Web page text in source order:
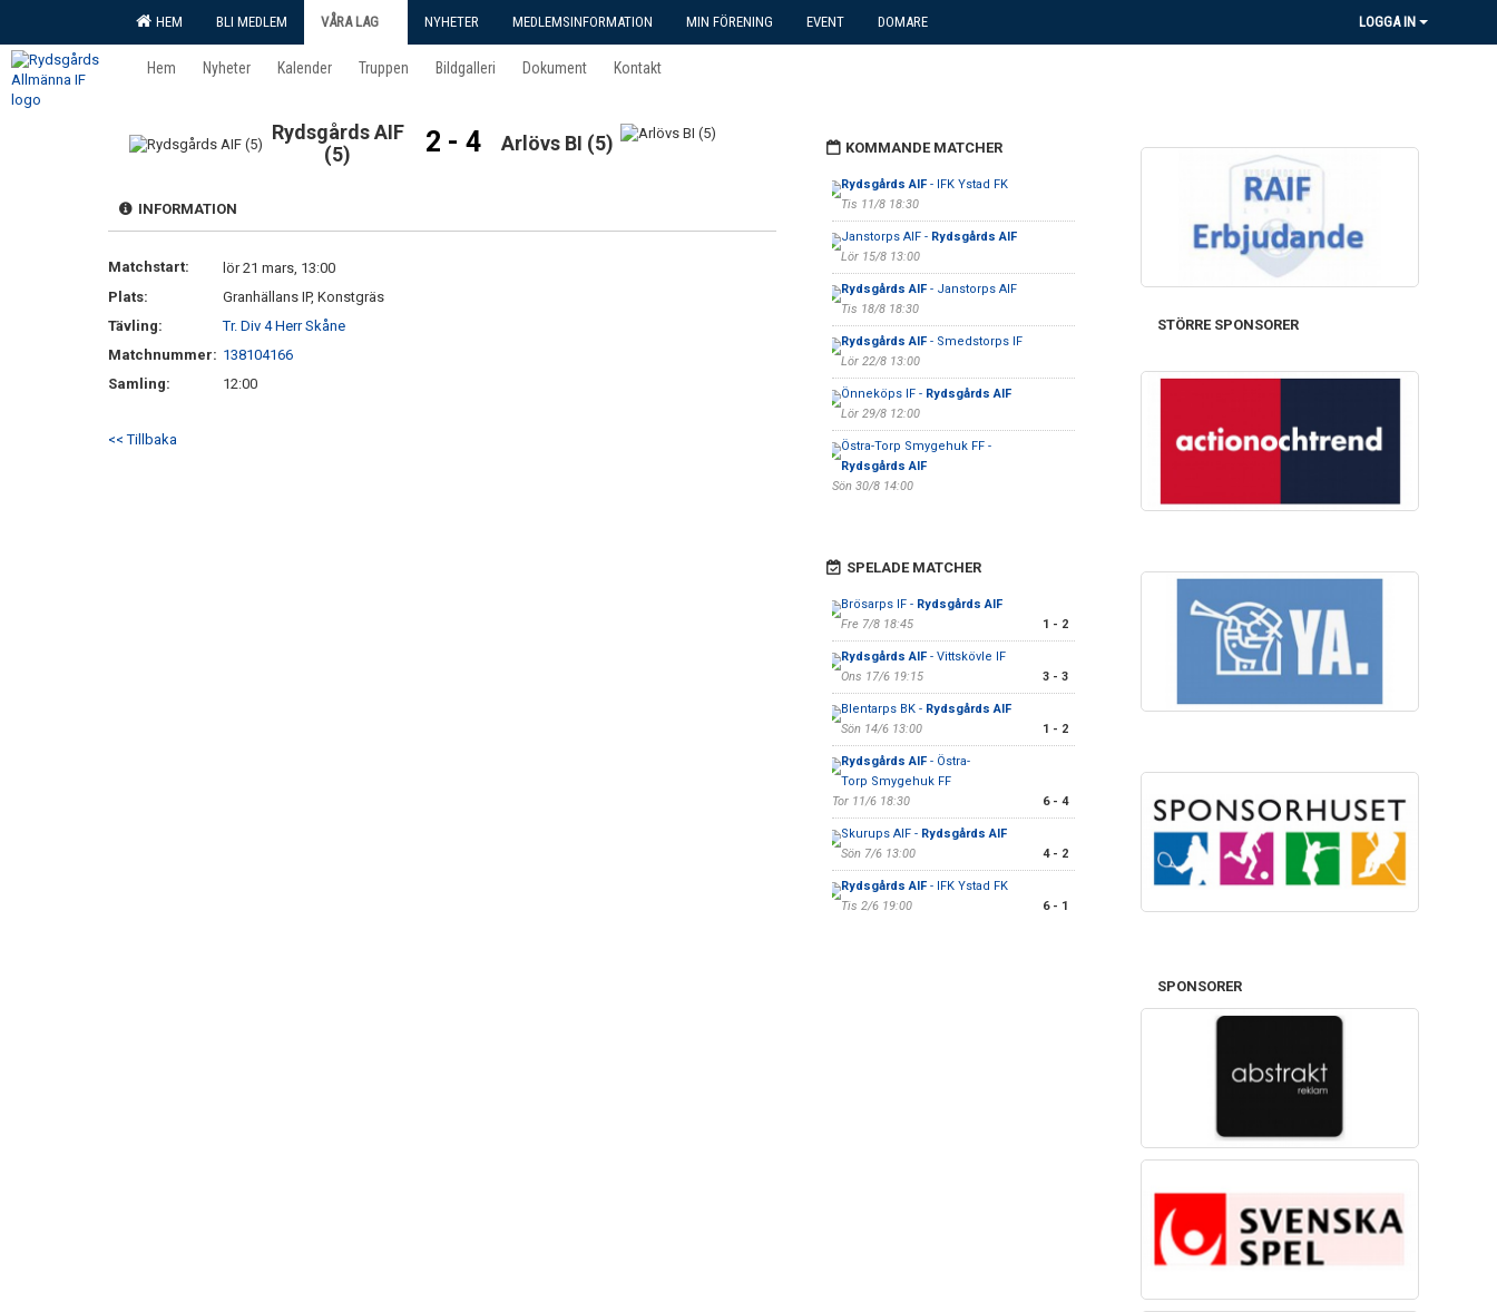
HEM BLI MEDLEM VÅRA LAG NYHETER MEDLEMSINFORMATION MIN FÖRENING EVENT DOMARE LOGGA IN
Hem Nyheter Kalender Truppen Bildgalleri Dokument Kontakt
Rydsgårds AIF
(5)
2 - 4 Arlövs BI (5)
INFORMATION
Matchstart:
lör 21 mars, 13:00
Plats:
Granhällans IP, Konstgräs
Tävling:
Tr. Div 4 Herr Skåne
Matchnummer: 138104166
Samling:
12:00
<< Tillbaka
KOMMANDE MATCHER
Rydsgårds AIF- IFK Ystad FK
Tis 11/8 18:30
Janstorps AIF - Rydsgårds AIF
Lör 15/8 13:00
Rydsgårds AIF- Janstorps AIF
Tis 18/8 18:30
Rydsgårds AIF- Smedstorps IF
Lör 22/8 13:00
Önneköps IF - Rydsgårds AIF
Lör 29/8 12:00
Östra-Torp Smygehuk FF -
Rydsgårds AIF
Sön 30/8 14:00
SPELADE MATCHER
Brösarps IF - Rydsgårds AIF
Fre 7/8 18:45
1 - 2
Rydsgårds AIF- Vittskövle IF
Ons 17/6 19:15
3 - 3
Blentarps BK - Rydsgårds AIF
Sön 14/6 13:00
1 - 2
Rydsgårds AIF- Östra-
Torp Smygehuk FF
Tor 11/6 18:30
6 - 4
Skurups AIF - Rydsgårds AIF
Sön 7/6 13:00
4 - 2
Rydsgårds AIF- IFK Ystad FK
Tis 2/6 19:00
6 - 1
STÖRRE SPONSORER
SPONSORER